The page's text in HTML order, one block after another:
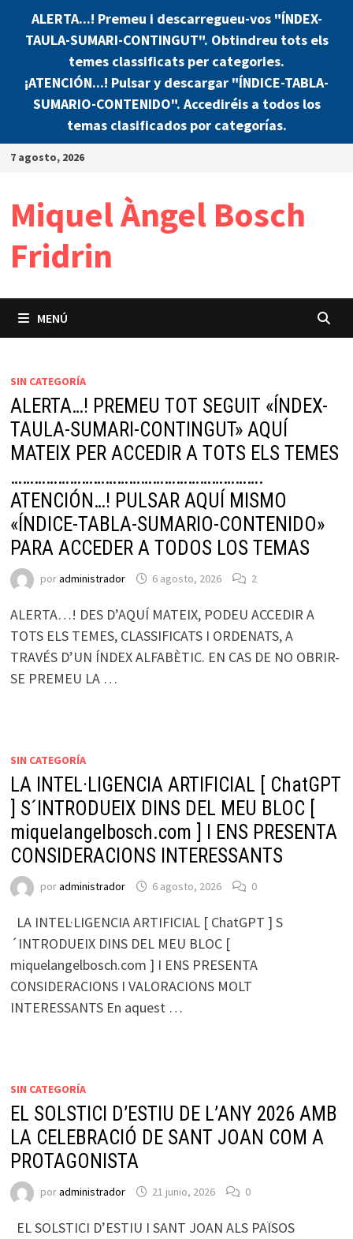
ALERTA...! Premeu i descarregueu-vos "ÍNDEX-
TAULA-SUMARI-CONTINGUT". Obtindreu tots els
temes classificats per categories.
¡ATENCIÓN...! Pulsar y descargar "ÍNDICE-TABLA-
SUMARIO-CONTENIDO". Accediréis a todos los
temas clasificados por categorías.
Saltar
7 agosto, 2026
Miquel Àngel Bosch
Fridrin
MENÚ
SIN CATEGORÍA
ALERTA…! PREMEU TOT SEGUIT «ÍNDEX-
TAULA-SUMARI-CONTINGUT» AQUÍ
MATEIX PER ACCEDIR A TOTS ELS TEMES
……………………………………………………….
ATENCIÓN…! PULSAR AQUÍ MISMO
«ÍNDICE-TABLA-SUMARIO-CONTENIDO»
PARA ACCEDER A TODOS LOS TEMAS
poradministrador 6 agosto, 2026 2
ALERTA…! DES D’AQUÍ MATEIX, PODEU ACCEDIR A
TOTS ELS TEMES, CLASSIFICATS I ORDENATS, A
TRAVÉS D’UN ÍNDEX ALFABÈTIC. EN CAS DE NO OBRIR-
SE PREMEU LA …
SIN CATEGORÍA
LA INTEL·LIGENCIA ARTIFICIAL [ ChatGPT
] S´INTRODUEIX DINS DEL MEU BLOC [
miquelangelbosch.com ] I ENS PRESENTA
CONSIDERACIONS INTERESSANTS
poradministrador 6 agosto, 2026 0
LA INTEL·LIGENCIA ARTIFICIAL [ ChatGPT ] S
´INTRODUEIX DINS DEL MEU BLOC [
miquelangelbosch.com ] I ENS PRESENTA
CONSIDERACIONS I VALORACIONS MOLT
INTERESSANTS En aquest …
SIN CATEGORÍA
EL SOLSTICI D’ESTIU DE L’ANY 2026 AMB
LA CELEBRACIÓ DE SANT JOAN COM A
PROTAGONISTA
poradministrador 21 junio, 2026 0
EL SOLSTICI D’ESTIU I SANT JOAN ALS PAÏSOS